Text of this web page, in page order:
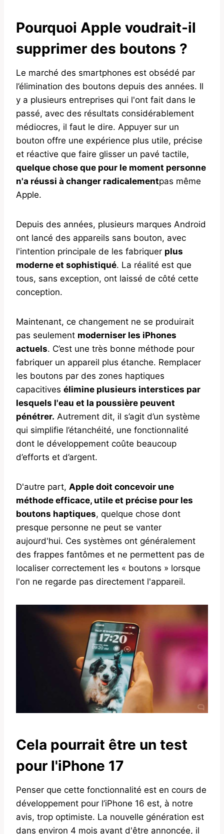
Pourquoi Apple voudrait-il
supprimer des boutons ?
Le marché des smartphones est obsédé par
l’élimination des boutons depuis des années. Il
y a plusieurs entreprises qui l'ont fait dans le
passé, avec des résultats considérablement
médiocres, il faut le dire. Appuyer sur un
bouton offre une expérience plus utile, précise
et réactive que faire glisser un pavé tactile,
quelque chose que pour le moment personne
n'a réussi à changer radicalementpas même
Apple.
Depuis des années, plusieurs marques Android
ont lancé des appareils sans bouton, avec
l'intention principale de les fabriquer plus
moderne et sophistiqué. La réalité est que
tous, sans exception, ont laissé de côté cette
conception.
Maintenant, ce changement ne se produirait
pas seulement moderniser les iPhones
actuels. C’est une très bonne méthode pour
fabriquer un appareil plus étanche. Remplacer
les boutons par des zones haptiques
capacitives élimine plusieurs interstices par
lesquels l'eau et la poussière peuvent
pénétrer. Autrement dit, il s’agit d’un système
qui simplifie l’étanchéité, une fonctionnalité
dont le développement coûte beaucoup
d’efforts et d’argent.
D'autre part, Apple doit concevoir une
méthode efficace, utile et précise pour les
boutons haptiques, quelque chose dont
presque personne ne peut se vanter
aujourd'hui. Ces systèmes ont généralement
des frappes fantômes et ne permettent pas de
localiser correctement les « boutons » lorsque
l'on ne regarde pas directement l'appareil.
Cela pourrait être un test
pour l'iPhone 17
Penser que cette fonctionnalité est en cours de
développement pour l’iPhone 16 est, à notre
avis, trop optimiste. La nouvelle génération est
dans environ 4 mois avant d'être annoncée, il